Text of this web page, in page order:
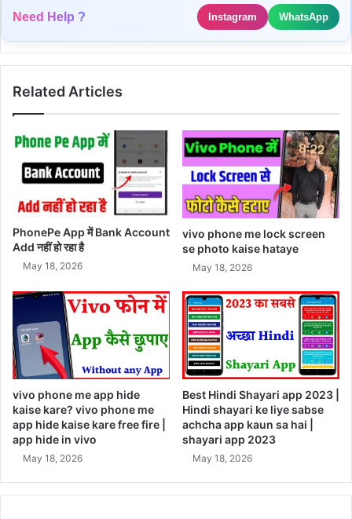
Need Help ? Instagram WhatsApp
Related Articles
PhonePe App में Bank Account
Add नहीं हो रहा है
May 18, 2026
vivo phone me lock screen
se photo kaise hataye
May 18, 2026
vivo phone me app hide
kaise kare? vivo phone me
app hide kaise kare free fire |
app hide in vivo
May 18, 2026
Best Hindi Shayari app 2023 |
Hindi shayari ke liye sabse
achcha app kaun sa hai |
shayari app 2023
May 18, 2026